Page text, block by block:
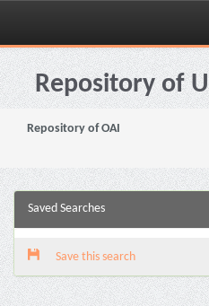
Skip
navigationRepository of
Repository of OAI
Saved Searches
Save this search